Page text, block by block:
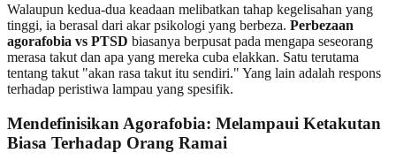
Walaupun kedua-dua keadaan melibatkan tahap kegelisahan yang
tinggi, ia berasal dari akar psikologi yang berbeza. Perbezaan
agorafobia vs PTSD biasanya berpusat pada mengapa seseorang
merasa takut dan apa yang mereka cuba elakkan. Satu terutama
tentang takut "akan rasa takut itu sendiri." Yang lain adalah respons
terhadap peristiwa lampau yang spesifik.
Mendefinisikan Agorafobia: Melampaui Ketakutan
Biasa Terhadap Orang Ramai